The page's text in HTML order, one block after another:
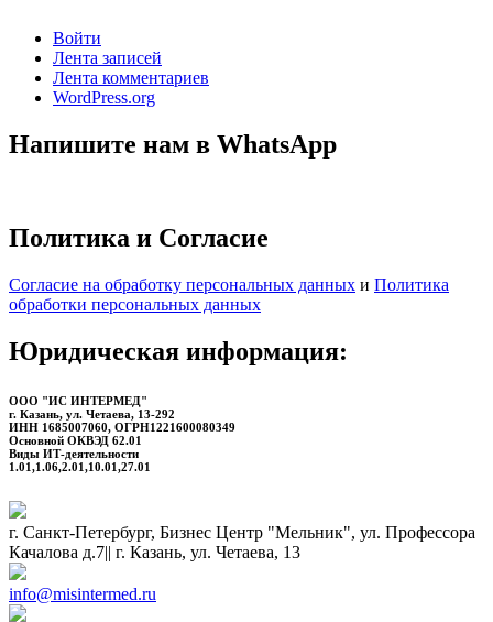
Войти
Лента записей
Лента комментариев
WordPress.org
Напишите нам в WhatsApp
Политика и Согласие
Согласие на обработку персональных данных и Политика
обработки персональных данных
Юридическая информация:
ООО "ИС ИНТЕРМЕД"
г. Казань, ул. Четаева, 13-292
ИНН 1685007060, ОГРН1221600080349
Основной ОКВЭД 62.01
Виды ИТ-деятельности
1.01,1.06,2.01,10.01,27.01
г. Санкт-Петербург, Бизнес Центр "Мельник", ул. Профессора
Качалова д.7|| г. Казань, ул. Четаева, 13
info@misintermed.ru